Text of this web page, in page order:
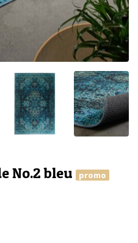
No.2 bleu
promo